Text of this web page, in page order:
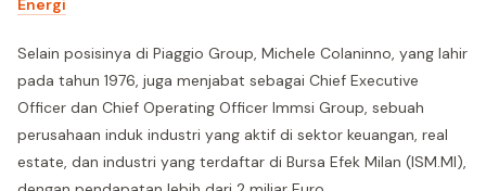
Energi
Selain posisinya di Piaggio Group, Michele Colaninno, yang lahir
pada tahun 1976, juga menjabat sebagai Chief Executive
Officer dan Chief Operating Officer Immsi Group, sebuah
perusahaan induk industri yang aktif di sektor keuangan, real
estate, dan industri yang terdaftar di Bursa Efek Milan (ISM.MI),